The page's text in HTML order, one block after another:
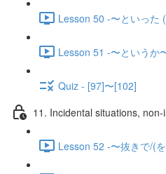
Lesson 50 -〜といった
Lesson 51 -〜というか
Quiz - [97]〜[102]
11. Incidental situations,
Lesson 52 -〜抜きで/(